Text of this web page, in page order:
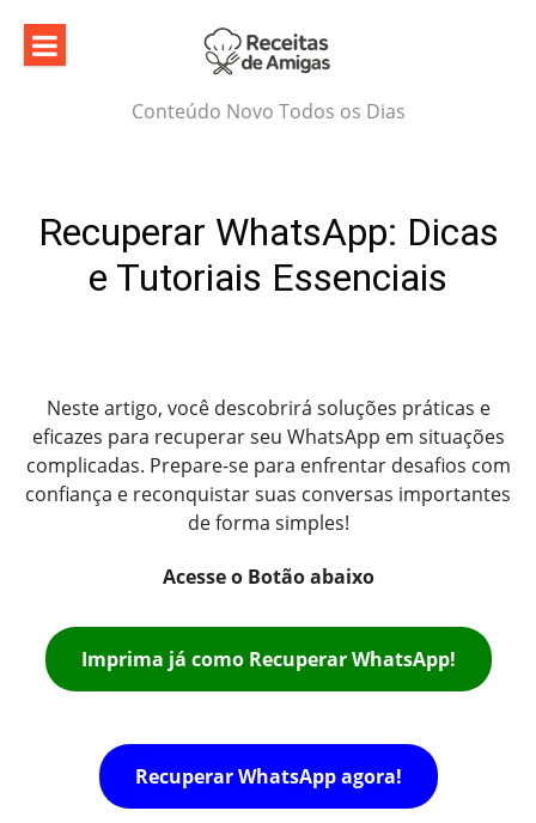
content
Conteúdo Novo Todos os Dias
Recuperar WhatsApp: Dicas
e Tutoriais Essenciais
Neste artigo, você descobrirá soluções práticas e
eficazes para recuperar seu WhatsApp em situações
complicadas. Prepare-se para enfrentar desafios com
confiança e reconquistar suas conversas importantes
de forma simples!
Acesse o Botão abaixo
Imprima já como Recuperar WhatsApp!
Recuperar WhatsApp agora!